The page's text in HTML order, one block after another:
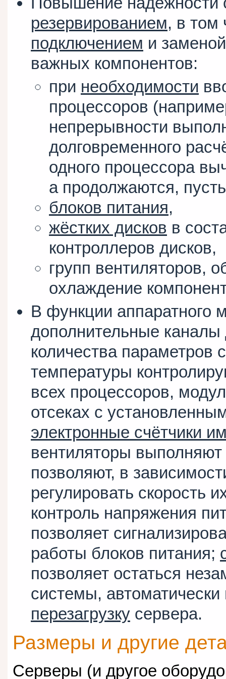
резервированием, в том
подключением и
важных компонентов:
при необходимости
процессоров
непрерывности
долговременного
одного процессора
а продолжаются,
блоков питания,
жёстких дисков в
контроллеров дисков,
групп вентиляторов,
охлаждение
В функции аппаратного
дополнительные каналы
количества параметров
температуры
всех процессоров,
отсеках с
электронные счётчики
вентиляторы
позволяют, в
регулировать скорость
контроль напряжения
позволяет
работы блоков питания;
позволяет остаться
системы,
перезагрузку сервера.
Размеры и другие
Серверы (и другое